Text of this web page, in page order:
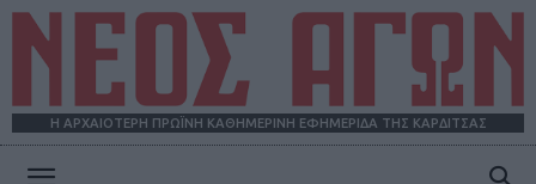
Η ΑΡΧΑΙΟΤΕΡΗ ΠΡΩΪΝΗ ΚΑΘΗΜΕΡΙΝΗ ΕΦΗΜΕΡΙΔΑ ΤΗΣ ΚΑΡΔΙΤΣΑΣ